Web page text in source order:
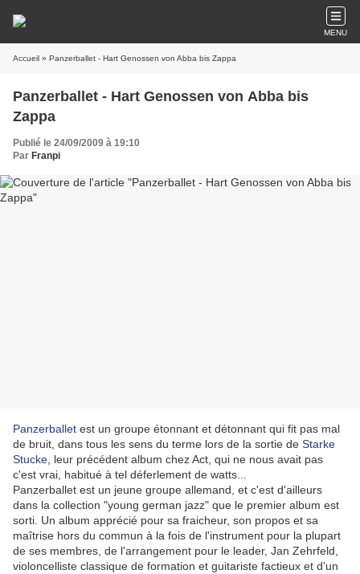
MENU
Accueil » Panzerballet - Hart Genossen von Abba bis Zappa
Panzerballet - Hart Genossen von Abba bis
Zappa
Publié le 24/09/2009 à 19:10
Par Franpi
Panzerballet est un groupe étonnant et détonnant qui fit pas mal
de bruit, dans tous les sens du terme lors de la sortie de Starke
Stucke , leur précédent album chez Act, qui ne nous avait pas
c'est vrai, habitué à tel déferlement de watts...
Panzerballet est un jeune groupe allemand, et c'est d'ailleurs
dans la collection "young german jazz" que le premier album est
sorti. Un album apprécié pour sa fraicheur, son propos et sa
maîtrise hors du commun à la fois de l'instrument pour la plupart
de ses membres, de l'arrangement pour le leader, Jan Zehrfeld,
violoncelliste classique de formation et guitariste factieux et d'un